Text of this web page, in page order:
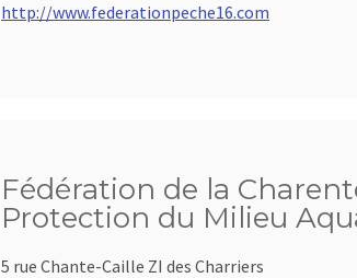
http://www.federationpeche16.com
Fédération de la
Protection du Milieu
5 rue Chante-Caille ZI des Charriers